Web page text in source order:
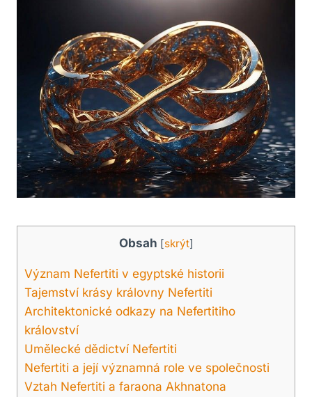
Obsah [skrýt]
Význam Nefertiti v egyptské historii
Tajemství krásy královny Nefertiti
Architektonické odkazy na Nefertitiho
království
Umělecké dědictví Nefertiti
Nefertiti a její významná role ve společnosti
Vztah Nefertiti a faraona Akhnatona